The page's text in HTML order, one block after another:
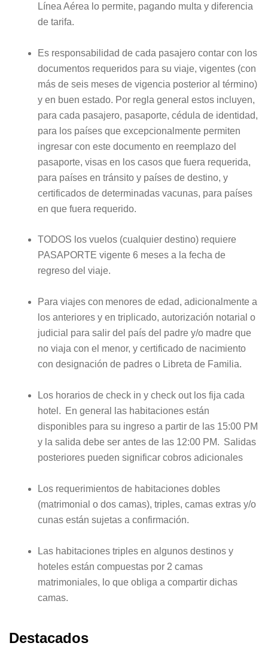
Línea Aérea lo permite, pagando multa y diferencia
de tarifa.
Es responsabilidad de cada pasajero contar con los
documentos requeridos para su viaje, vigentes (con
más de seis meses de vigencia posterior al término)
y en buen estado. Por regla general estos incluyen,
para cada pasajero, pasaporte, cédula de identidad,
para los países que excepcionalmente permiten
ingresar con este documento en reemplazo del
pasaporte, visas en los casos que fuera requerida,
para países en tránsito y países de destino, y
certificados de determinadas vacunas, para países
en que fuera requerido.
TODOS los vuelos (cualquier destino) requiere
PASAPORTE vigente 6 meses a la fecha de
regreso del viaje.
Para viajes con menores de edad, adicionalmente a
los anteriores y en triplicado, autorización notarial o
judicial para salir del país del padre y/o madre que
no viaja con el menor, y certificado de nacimiento
con designación de padres o Libreta de Familia.
Los horarios de check in y check out los fija cada
hotel. En general las habitaciones están
disponibles para su ingreso a partir de las 15:00 PM
y la salida debe ser antes de las 12:00 PM. Salidas
posteriores pueden significar cobros adicionales
Los requerimientos de habitaciones dobles
(matrimonial o dos camas), triples, camas extras y/o
cunas están sujetas a confirmación.
Las habitaciones triples en algunos destinos y
hoteles están compuestas por 2 camas
matrimoniales, lo que obliga a compartir dichas
camas.
Destacados